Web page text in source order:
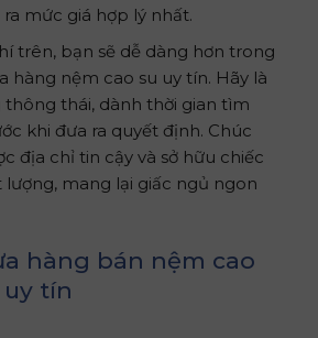
mức giá hợp lý nhất.
trên, bạn sẽ dễ dàng hơn trong
hàng nệm cao su uy tín. Hãy là
thái, dành thời gian tìm
khi đưa ra quyết định. Chúc
địa chỉ tin cậy và sở hữu chiếc
lượng, mang lại giấc ngủ ngon
hàng bán nệm cao
tín